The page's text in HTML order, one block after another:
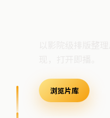
浏览片库